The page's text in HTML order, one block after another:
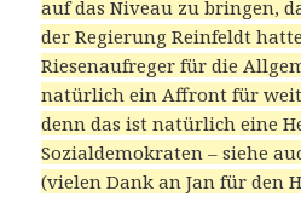
auf das Niveau zu bringen,
der Regierung Reinfeldt
Riesenaufreger für die
natürlich ein Affront für
denn das ist natürlich eine
Sozialdemokraten – siehe
(vielen Dank an Jan für den